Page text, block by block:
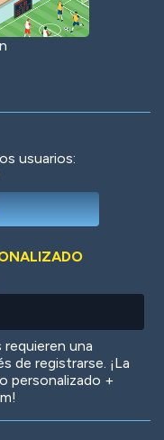
usuarios:
una
de registrarse. ¡La
personalizado +